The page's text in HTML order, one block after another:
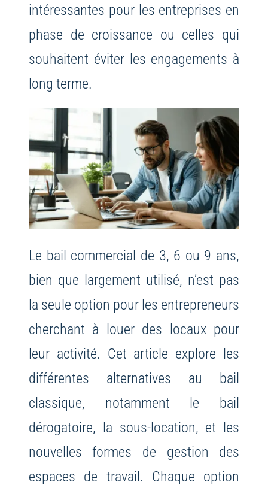
intéressantes pour les entreprises en
phase de croissance ou celles qui
souhaitent éviter les engagements à
long terme.
Le bail commercial de 3, 6 ou 9 ans,
bien que largement utilisé, n’est pas
la seule option pour les entrepreneurs
cherchant à louer des locaux pour
leur activité. Cet article explore les
différentes alternatives au bail
classique, notamment le bail
dérogatoire, la sous-location, et les
nouvelles formes de gestion des
espaces de travail. Chaque option